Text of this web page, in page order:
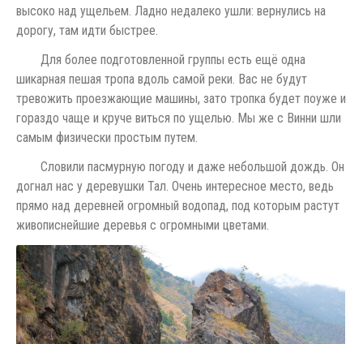
высоко над ущельем. Ладно недалеко ушли: вернулись на
дорогу, там идти быстрее.
Для более подготовленной группы есть ещё одна
шикарная пешая тропа вдоль самой реки. Вас не будут
тревожить проезжающие машины, зато тропка будет поуже и
гораздо чаще и круче виться по ущелью. Мы же с Винни шли
самым физически простым путем.
Словили пасмурную погоду и даже небольшой дождь. Он
догнал нас у деревушки Тал. Очень интересное место, ведь
прямо над деревней огромный водопад, под которым растут
живописнейшие деревья с огромными цветами.